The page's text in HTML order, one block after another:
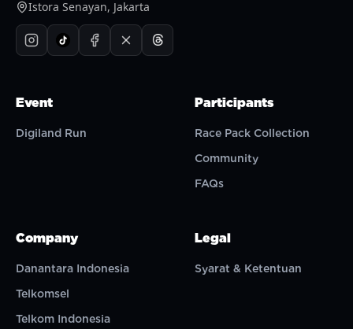
Istora Senayan, Jakarta
Event
Digiland Run
Participants
Race Pack Collection
Community
FAQs
Company
Danantara Indonesia
Telkomsel
Telkom Indonesia
Legal
Syarat & Ketentuan